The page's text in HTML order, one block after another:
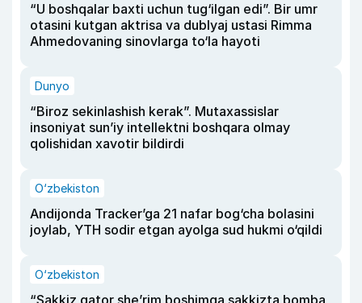
“U boshqalar baxti uchun tug‘ilgan edi”. Bir umr
otasini kutgan aktrisa va dublyaj ustasi Rimma
Ahmedovaning sinovlarga to‘la hayoti
Dunyo
“Biroz sekinlashish kerak”. Mutaxassislar
insoniyat sun’iy intellektni boshqara olmay
qolishidan xavotir bildirdi
O‘zbekiston
Andijonda Tracker’ga 21 nafar bog‘cha bolasini
joylab, YTH sodir etgan ayolga sud hukmi o‘qildi
O‘zbekiston
“Sakkiz qator she’rim boshimga sakkizta bomba